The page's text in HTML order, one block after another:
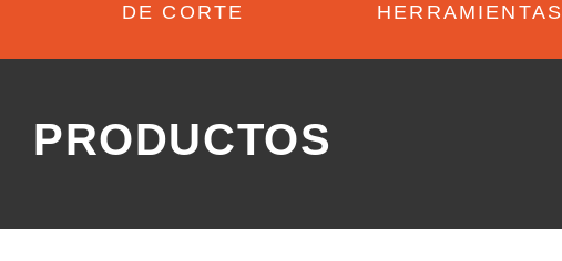
DE CORTE
HERRAMIENTAS
PRODUCTOS